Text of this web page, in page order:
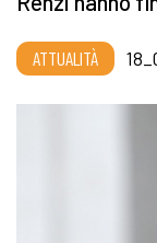
ATTUALITÀ